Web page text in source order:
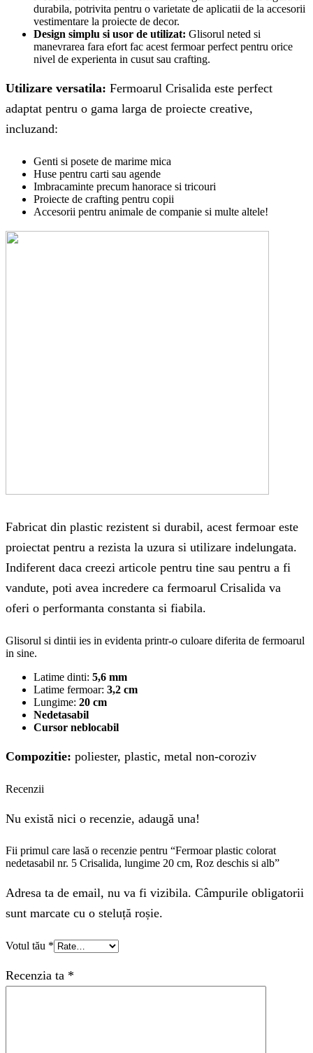
durabila, potrivita pentru o varietate de aplicatii de la accesorii
vestimentare la proiecte de decor.
Design simplu si usor de utilizat: Glisorul neted si
manevrarea fara efort fac acest fermoar perfect pentru orice
nivel de experienta in cusut sau crafting.
Utilizare versatila: Fermoarul Crisalida este perfect
adaptat pentru o gama larga de proiecte creative,
incluzand:
Genti si posete de marime mica
Huse pentru carti sau agende
Imbracaminte precum hanorace si tricouri
Proiecte de crafting pentru copii
Accesorii pentru animale de companie si multe altele!
Fabricat din plastic rezistent si durabil, acest fermoar este
proiectat pentru a rezista la uzura si utilizare indelungata.
Indiferent daca creezi articole pentru tine sau pentru a fi
vandute, poti avea incredere ca fermoarul Crisalida va
oferi o performanta constanta si fiabila.
Glisorul si dintii ies in evidenta printr-o culoare diferita de fermoarul
in sine.
Latime dinti: 5,6 mm
Latime fermoar: 3,2 cm
Lungime: 20 cm
Nedetasabil
Cursor neblocabil
Compozitie: poliester, plastic, metal non-coroziv
Recenzii
Nu există nici o recenzie, adaugă una!
Fii primul care lasă o recenzie pentru “Fermoar plastic colorat
nedetasabil nr. 5 Crisalida, lungime 20 cm, Roz deschis si alb”
Adresa ta de email, nu va fi vizibila. Câmpurile obligatorii
sunt marcate cu o steluță roșie.
Votul tău *
Recenzia ta *